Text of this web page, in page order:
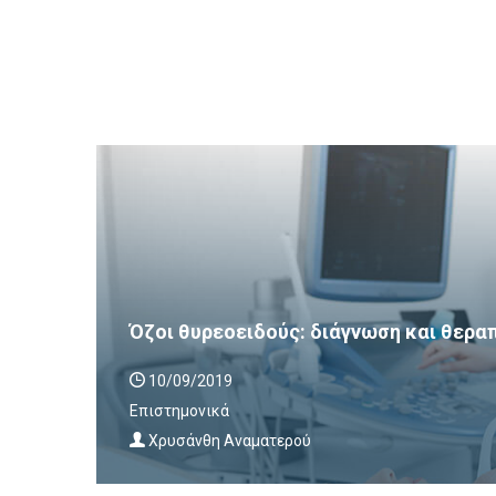
Όζοι θυρεοειδούς: διάγνωση και
10/09/2019
Επιστημονικά
Χρυσάνθη Αναματερού